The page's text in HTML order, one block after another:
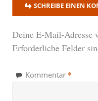
SCHREIBE EINEN
Deine E-Mail-Adresse
Erforderliche Felder
Kommentar *